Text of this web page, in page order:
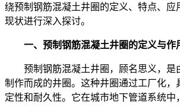
绕预制钢筋混凝土井圈的定义、特点、应
现状进行深入探讨。
一、预制钢筋混凝土井圈的定义与作
预制钢筋混凝土井圈，顾名思义，是
制作而成的井圈。这种井圈通过工厂化，
定性和耐久性。它在城市地下管道系统中